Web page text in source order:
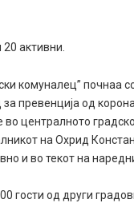
активни.
комуналец” почнаа
превенција од
централното градско
на Охрид
и во текот на
гости од други